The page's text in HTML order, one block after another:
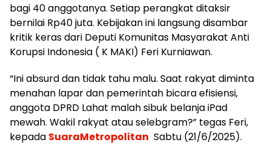
bagi 40 anggotanya. Setiap perangkat ditaksir
bernilai Rp40 juta. Kebijakan ini langsung disambar
kritik keras dari Deputi Komunitas Masyarakat Anti
Korupsi Indonesia ( K MAKI) Feri Kurniawan.
“Ini absurd dan tidak tahu malu. Saat rakyat diminta
menahan lapar dan pemerintah bicara efisiensi,
anggota DPRD Lahat malah sibuk belanja iPad
mewah. Wakil rakyat atau selebgram?” tegas Feri,
kepada SuaraMetropolitan Sabtu (21/6/2025).